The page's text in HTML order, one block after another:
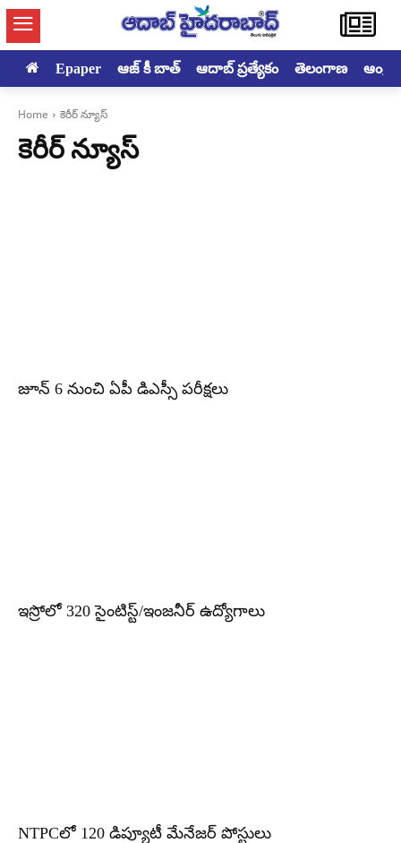
Epaper ఆజ్ కీ బాత్ ఆదాబ్ ప్రత్యేకం తెలంగాణ
Home కెరీర్ న్యూస్
కెరీర్ న్యూస్
జూన్ 6 నుంచి ఏపీ డిఎస్సీ పరీక్షలు
ఇస్రోలో 320 సైంటిస్ట్/ఇంజనీర్ ఉద్యోగాలు
NTPCలో 120 డిప్యూటీ మేనేజర్ పోస్టులు